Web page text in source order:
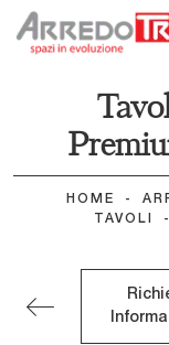
HOME -
TAVOLI